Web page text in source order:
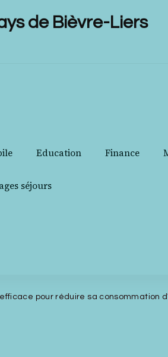
de Bièvre-Liers
Education Finance
séjours
pour réduire sa consommation